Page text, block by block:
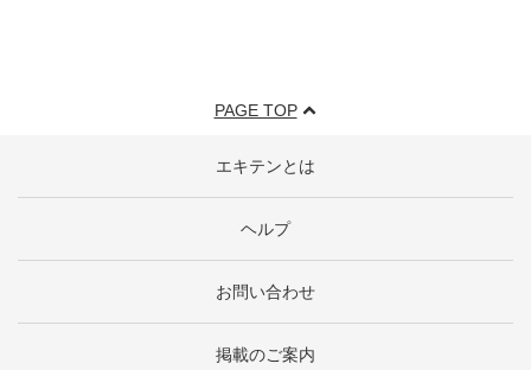
PAGE TOP
エキテンとは
ヘルプ
お問い合わせ
掲載のご案内